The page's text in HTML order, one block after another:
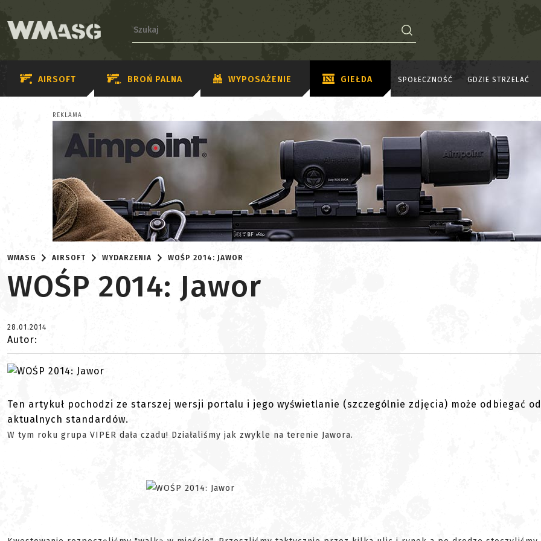
AIRSOFT BROŃ PALNA WYPOSAŻENIE GIEŁDA SPOŁECZNOŚĆ GDZIE STRZELAĆ
REKLAMA
WMASG AIRSOFT WYDARZENIA WOŚP 2014: JAWOR
WOŚP 2014: Jawor
28.01.2014
Autor:
Ten artykuł pochodzi ze starszej wersji portalu i jego wyświetlanie (szczególnie zdjęcia) może odbiegać od
aktualnych standardów.
W tym roku grupa VIPER dała czadu! Działaliśmy jak zwykle na terenie Jawora.